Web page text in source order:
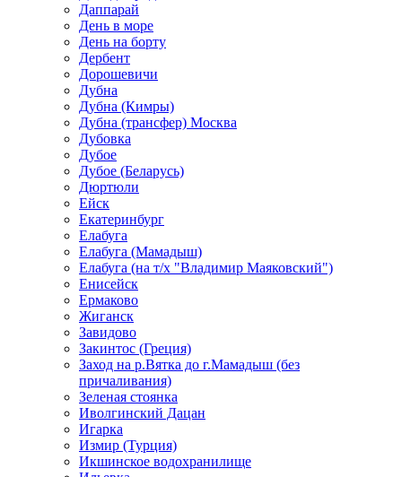
Даппарай
День в море
День на борту
Дербент
Дорошевичи
Дубна
Дубна (Кимры)
Дубна (трансфер) Москва
Дубовка
Дубое
Дубое (Беларусь)
Дюртюли
Ейск
Екатеринбург
Елабуга
Елабуга (Мамадыш)
Елабуга (на т/х "Владимир Маяковский")
Енисейск
Ермаково
Жиганск
Завидово
Закинтос (Греция)
Заход на р.Вятка до г.Мамадыш (без
причаливания)
Зеленая стоянка
Иволгинский Дацан
Игарка
Измир (Турция)
Икшинское водохранилище